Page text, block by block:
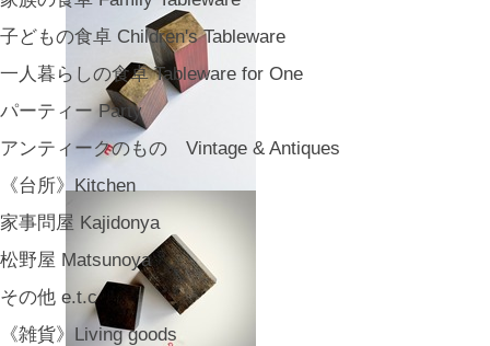
子どもの食卓 Children's Tableware
一人暮らしの食卓 Tableware for One
パーティー Party
アンティークのもの Vintage & Antiques
《台所》Kitchen
家事問屋 Kajidonya
松野屋 Matsunoya
その他 e.t.c
《雑貨》Living goods